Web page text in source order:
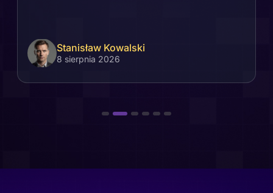
Stanisław Kowalski
8 sierpnia 2026